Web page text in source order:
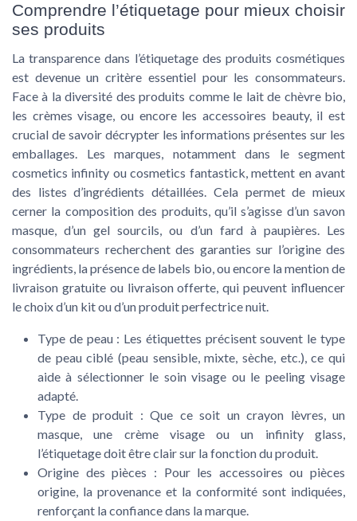
Comprendre l’étiquetage pour mieux choisir
ses produits
La transparence dans l’étiquetage des produits cosmétiques
est devenue un critère essentiel pour les consommateurs.
Face à la diversité des produits comme le lait de chèvre bio,
les crèmes visage, ou encore les accessoires beauty, il est
crucial de savoir décrypter les informations présentes sur les
emballages. Les marques, notamment dans le segment
cosmetics infinity ou cosmetics fantastick, mettent en avant
des listes d’ingrédients détaillées. Cela permet de mieux
cerner la composition des produits, qu’il s’agisse d’un savon
masque, d’un gel sourcils, ou d’un fard à paupières. Les
consommateurs recherchent des garanties sur l’origine des
ingrédients, la présence de labels bio, ou encore la mention de
livraison gratuite ou livraison offerte, qui peuvent influencer
le choix d’un kit ou d’un produit perfectrice nuit.
Type de peau : Les étiquettes précisent souvent le type
de peau ciblé (peau sensible, mixte, sèche, etc.), ce qui
aide à sélectionner le soin visage ou le peeling visage
adapté.
Type de produit : Que ce soit un crayon lèvres, un
masque, une crème visage ou un infinity glass,
l’étiquetage doit être clair sur la fonction du produit.
Origine des pièces : Pour les accessoires ou pièces
origine, la provenance et la conformité sont indiquées,
renforçant la confiance dans la marque.